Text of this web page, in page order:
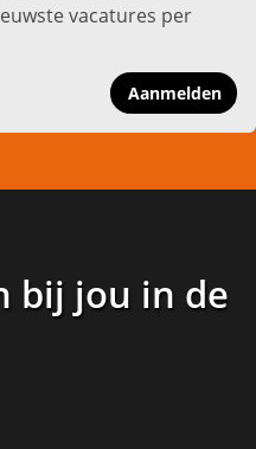
vacatures per
Aanmelden
bij jou in de